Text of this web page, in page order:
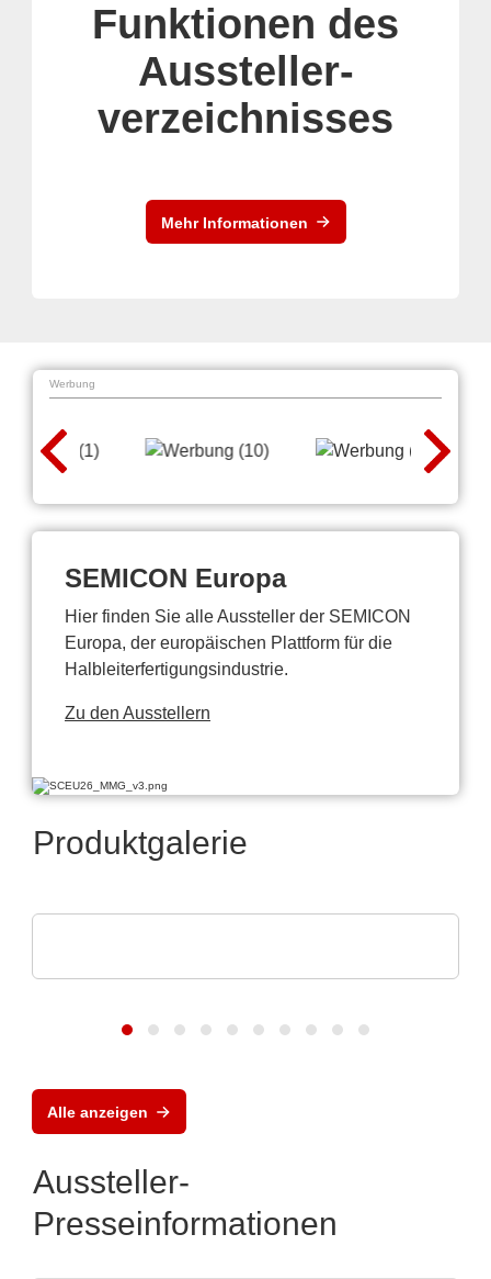
Funktionen des
Aussteller-
verzeichnisses
Mehr Informationen
Werbung
SEMICON Europa
Hier finden Sie alle Aussteller der SEMICON
Europa, der europäischen Plattform für die
Halbleiterfertigungsindustrie.
Zu den Ausstellern
Produktgalerie
Alle anzeigen
Aussteller-
Presseinformationen